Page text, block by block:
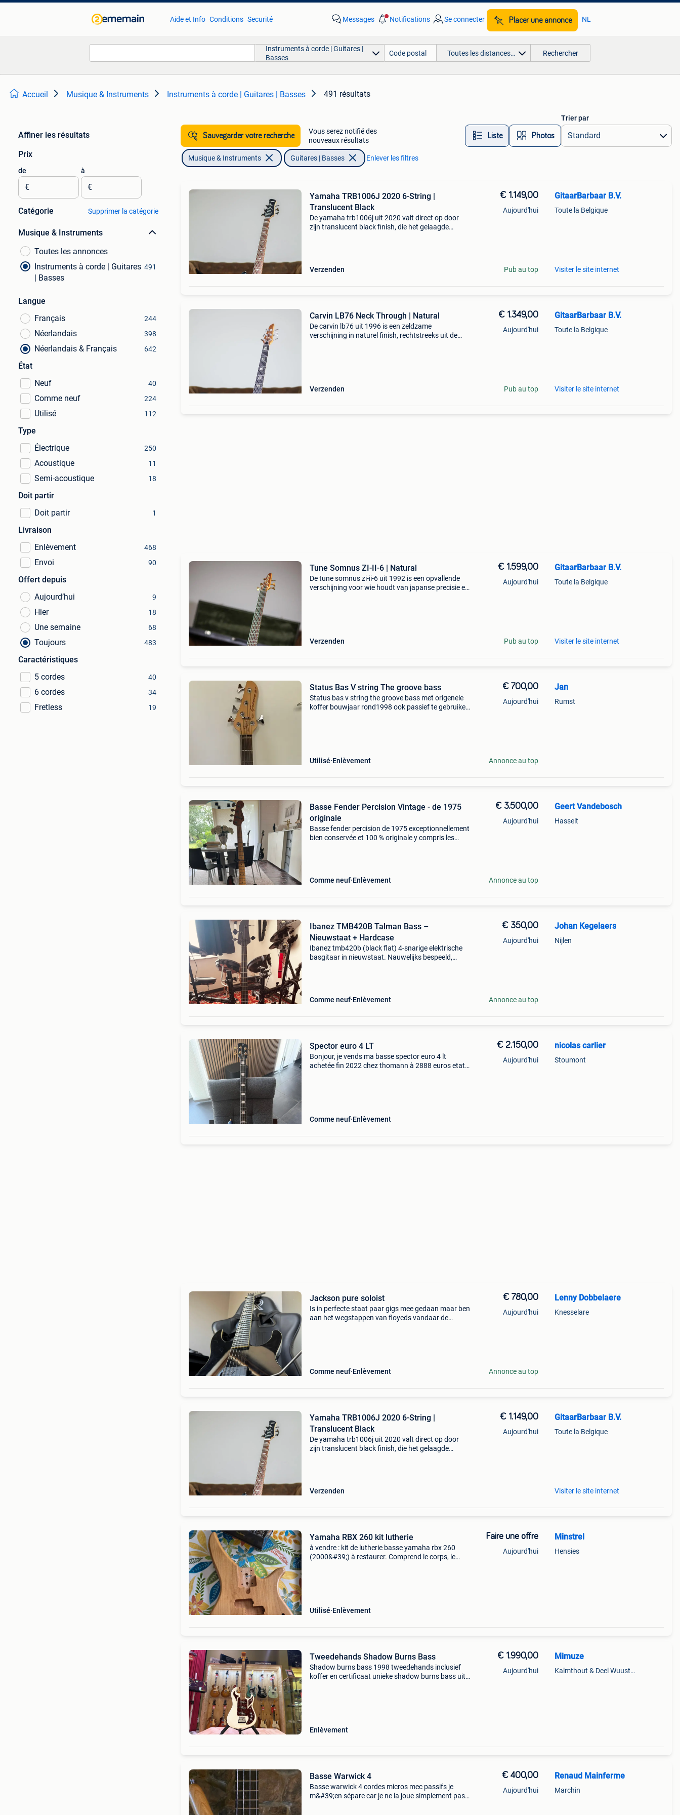
Aide et Info Conditions Securité Messages Notifications Se connecter Placer une annonce NL
Instruments à corde | Guitares |
Basses
Toutes les distances… Rechercher
Accueil Musique & Instruments Instruments à corde | Guitares | Basses 491 résultats
Affiner les résultats
Prix
de
€
à
€
Catégorie Supprimer la catégorie
Musique & Instruments
Toutes les annonces
Instruments à corde | Guitares
| Basses
491
Langue
Français
244
Néerlandais 398
Néerlandais & Français 642
État
Neuf
40
Comme neuf 224
Utilisé 112
Type
Électrique
250
Acoustique 11
Semi-acoustique 18
Doit partir
Doit partir
1
Livraison
Enlèvement
468
Envoi 90
Offert depuis
Aujourd’hui
9
Hier 18
Une semaine 68
Toujours 483
Caractéristiques
5 cordes
40
6 cordes 34
Fretless 19
Sauvegarder votre recherche
Vous serez notifié des
nouveaux résultats
Liste Photos
Trier par
Musique & Instruments Guitares | Basses Enlever les filtres
Yamaha TRB1006J 2020 6-String |
Translucent Black
De yamaha trb1006j uit 2020 valt direct op door
zijn translucent black finish, die het gelaagde
Verzenden
€ 1.149,00
Aujourd'hui
Pub au top
GitaarBarbaar B.V.
Toute la Belgique
Visiter le site internet
Carvin LB76 Neck Through | Natural
De carvin lb76 uit 1996 is een zeldzame
verschijning in naturel finish, rechtstreeks uit de
Verzenden
€ 1.349,00
Aujourd'hui
Pub au top
GitaarBarbaar B.V.
Toute la Belgique
Visiter le site internet
Tune Somnus ZI-II-6 | Natural
De tune somnus zi-ii-6 uit 1992 is een opvallende
verschijning voor wie houdt van japanse precisie en
Verzenden
€ 1.599,00
Aujourd'hui
Pub au top
GitaarBarbaar B.V.
Toute la Belgique
Visiter le site internet
Status Bas V string The groove bass
Status bas v string the groove bass met origenele
koffer bouwjaar rond1998 ook passief te gebruiken
Utilisé Enlèvement
€ 700,00
Aujourd'hui
Annonce au top
Jan
Rumst
Basse Fender Percision Vintage - de 1975
originale
Basse fender percision de 1975 exceptionnellement
bien conservée et 100 % originale y compris les
Comme neuf Enlèvement
€ 3.500,00
Aujourd'hui
Annonce au top
Geert Vandebosch
Hasselt
Ibanez TMB420B Talman Bass –
Nieuwstaat + Hardcase
Ibanez tmb420b (black flat) 4-snarige elektrische
basgitaar in nieuwstaat. Nauwelijks bespeeld,
Comme neuf Enlèvement
€ 350,00
Aujourd'hui
Annonce au top
Johan Kegelaers
Nijlen
Spector euro 4 LT
Bonjour, je vends ma basse spector euro 4 lt
achetée fin 2022 chez thomann à 2888 euros etat
Comme neuf Enlèvement
€ 2.150,00
Aujourd'hui
nicolas carlier
Stoumont
Jackson pure soloist
Is in perfecte staat paar gigs mee gedaan maar ben
aan het wegstappen van floyeds vandaar de
Comme neuf Enlèvement
€ 780,00
Aujourd'hui
Annonce au top
Lenny Dobbelaere
Knesselare
Yamaha TRB1006J 2020 6-String |
Translucent Black
De yamaha trb1006j uit 2020 valt direct op door
zijn translucent black finish, die het gelaagde
Verzenden
€ 1.149,00
Aujourd'hui
GitaarBarbaar B.V.
Toute la Belgique
Visiter le site internet
Yamaha RBX 260 kit lutherie
à vendre : kit de lutherie basse yamaha rbx 260
(2000&#39;) à restaurer. Comprend le corps, le
Utilisé Enlèvement
Faire une offre
Aujourd'hui
Minstrel
Hensies
Tweedehands Shadow Burns Bass
Shadow burns bass 1998 tweedehands inclusief
koffer en certificaat unieke shadow burns bass uit
Enlèvement
€ 1.990,00
Aujourd'hui
Mimuze
Kalmthout & Deel Wuustwezel
Basse Warwick 4
Basse warwick 4 cordes micros mec passifs je
m&#39;en sépare car je ne la joue simplement pas.
€ 400,00
Aujourd'hui
Renaud Mainferme
Marchin